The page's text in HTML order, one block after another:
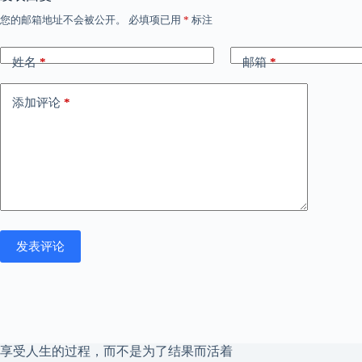
您的邮箱地址不会被公开。 必填项已用 * 标注
姓名* 邮箱*
添加评论 *
发表评论
享受人生的过程，而不是为了结果而活着